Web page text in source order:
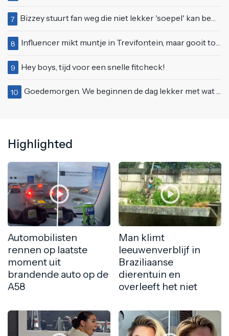
7 Bizzey stuurt fan weg die niet lekker 'soepel' kan bewegen op podium
8 Influencer mikt muntje in Trevifontein, maar gooit toerist bijna knock-out
9 Hey boys, tijd voor een snelle fitcheck!
10 Goedemorgen. We beginnen de dag lekker met wat rek- en strekoefeningen
Highlighted
Automobilisten
rennen op laatste
moment uit
brandende auto op de
A58
Man klimt
leeuwenverblijf in
Braziliaanse
dierentuin en
overleeft het niet